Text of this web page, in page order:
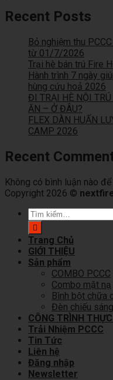
Recent Posts
Bỏ nghiệm thu
từ 01/7/2026
Trại hè bán trú Fire
Hành trình 7 ngày
hùng cứu hoả 2026
ĐI TRẠI HÈ NỘI
ĂN – Ở ĐÂU?
FLEX DÀN HUẤN
CAMP 2026
Recent
Không có bình luận nào để
Copyright 2026 ©
Tìm
kiếm:
Trang Chủ
GIỚI THIỆU
Sản phẩm
COMBO PCCC
Combo mặt nạ
Bình bột chữa
Đèn chiếu
CÔNG TRÌNH
Trải Nhiệm PCCC
Tin Tức
Liên hệ
Đăng nhập
Newsletter